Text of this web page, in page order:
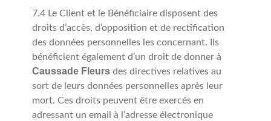
7.4 Le Client et le Bénéficiaire disposent des
droits d’accès, d’opposition et de rectification
des données personnelles les concernant. Ils
bénéficient également d’un droit de donner à
Caussade Fleursdes directives relatives au
sort de leurs données personnelles après leur
mort. Ces droits peuvent être exercés en
adressant un email à l’adresse électronique